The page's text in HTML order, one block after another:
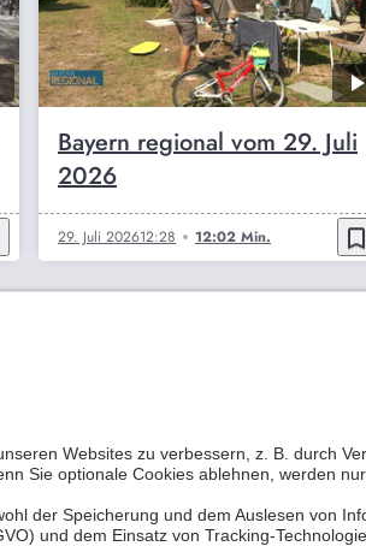
Bayern regional vom 29. Juli
2026
29. Juli 202612:28 12:02 Min. bookmark_border